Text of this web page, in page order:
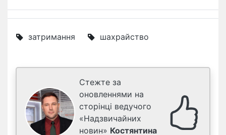
затримання шахрайство
Стежте за
оновленнями на
сторінці ведучого
«Надзвичайних
новин» Костянтина